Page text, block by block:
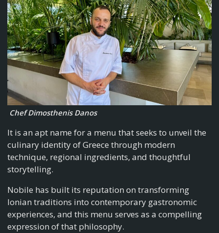
Chef Dimosthenis Danos
It is an apt name for a menu that seeks to unveil the
culinary identity of Greece through modern
technique, regional ingredients, and thoughtful
storytelling.
Nobile has built its reputation on transforming
Ionian traditions into contemporary gastronomic
experiences, and this menu serves as a compelling
expression of that philosophy.